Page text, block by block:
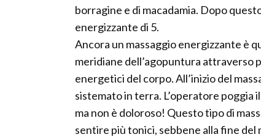
borragine e di macadamia. Dopo
energizzante di 5.
Ancora un massaggio energizzante è
meridiane dell’agopuntura attraverso
energetici del corpo. All’inizio del
sistemato in terra. L’operatore
ma non è doloroso! Questo tipo di
sentire più tonici, sebbene alla fine del